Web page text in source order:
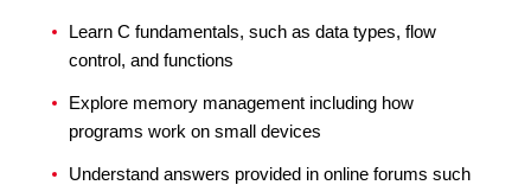
Learn C fundamentals, such as data types, flow
control, and functions
Explore memory management including how
programs work on small devices
Understand answers provided in online forums such